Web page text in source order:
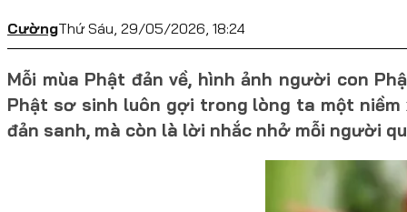
CườngThứ Sáu, 29/05/2026, 18:24
Mỗi mùa Phật đản về, hình ảnh người con
Phật sơ sinh luôn gợi trong lòng ta một
đản sanh, mà còn là lời nhắc nhở mỗi người